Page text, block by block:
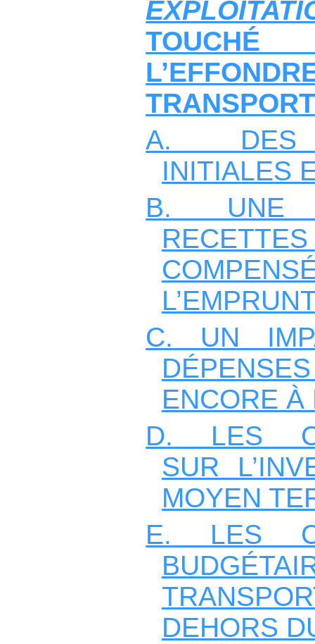
A.
INITIALES
B.
C.
UN
ENCORE À
D.
LES
SUR
MOYEN
E.
LES
DEHORS